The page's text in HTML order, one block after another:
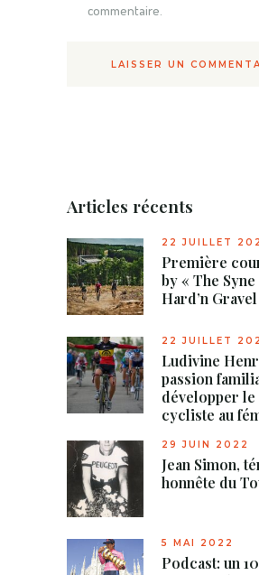
commentaire.
LAISSER UN
Articles récents
22 JUILLET
Première
by « The
Hard’n Gravel
22 JUILLET
Ludivine
passion
développer
cycliste au
29 JUIN 2022
Jean Simon,
honnête du
5 MAI 2022
Podcast: un